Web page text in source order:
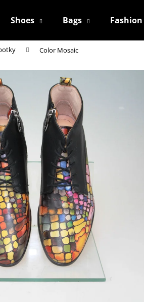
Shoes Bags Fashion
Color Mosaic